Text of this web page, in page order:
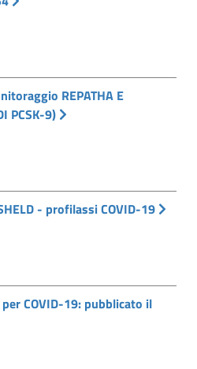
REPATHA E
PCSK-9)
- profilassi COVID-19
COVID-19: pubblicato il